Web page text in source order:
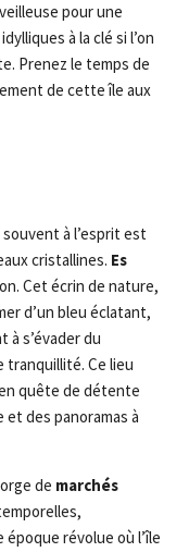
pour une
à la clé si l’on
Prenez le temps de
de cette île aux
à l’esprit est
cristallines. Es
Cet écrin de nature,
d’un bleu éclatant,
à s’évader du
tranquillité. Ce lieu
quête de détente
et des panoramas à
de marchés
révolue où l’île